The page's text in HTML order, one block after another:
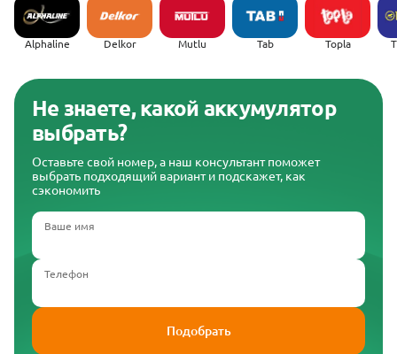
Alphaline Delkor Mutlu Tab Topla
Не знаете, какой аккумулятор
выбрать?
Оставьте свой номер, а наш консультант поможет
выбрать подходящий вариант и подскажет, как
сэкономить
Ваше имя
Телефон
Подобрать